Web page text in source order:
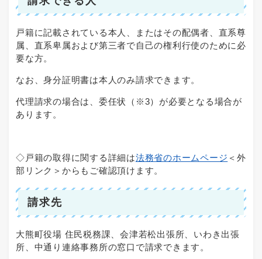
戸籍に記載されている本人、またはその配偶者、直系尊
属、直系卑属および第三者で自己の権利行使のために必
要な方。
なお、身分証明書は本人のみ請求できます。
代理請求の場合は、委任状（※3）が必要となる場合が
あります。
◇戸籍の取得に関する詳細は法務省のホームページ ＜外
部リンク＞ からもご確認頂けます。
請求先
大熊町役場 住民税務課、会津若松出張所、いわき出張
所、中通り連絡事務所の窓口で請求できます。